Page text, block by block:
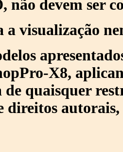
não devem ser
a visualização
X8,
de quaisquer
direitos